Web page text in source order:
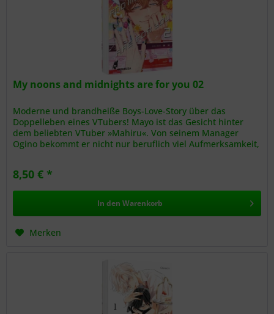
My noons and midnights are for you 02
Moderne und brandheiße Boys-Love-Story über das
Doppelleben eines VTubers! Mayo ist das Gesicht hinter
dem beliebten VTuber »Mahiru«. Von seinem Manager
Ogino bekommt er nicht nur beruflich viel Aufmerksamkeit,
8,50 € *
In den Warenkorb
Merken